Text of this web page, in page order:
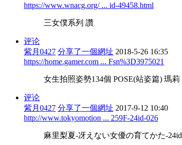
https://www.wnacg.org/ ... id-49458.html
三女僕系列 讚
评论
紫月0427 分享了一個網址 2018-5-26 16:35
https://home.gamer.com ... Fsn%3D3975021
女生拍照姿勢134個 POSE(站姿篇) 瑪莉
评论
紫月0427 分享了一個網址 2017-9-12 10:40
http://www.tokyomotion ... 259F-24id-026
麻里梨夏-冴えない女優の育てかた-